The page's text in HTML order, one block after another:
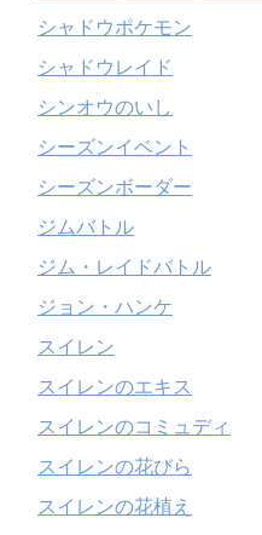
シャドウポケモン
シャドウレイド
シンオウのいし
シーズンイベント
シーズンボーダー
ジムバトル
ジム・レイドバトル
ジョン・ハンケ
スイレン
スイレンのエキス
スイレンのコミュディ
スイレンの花びら
スイレンの花植え